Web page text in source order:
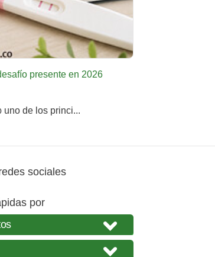
presente en 2026
uno de los princi...
sociales
por